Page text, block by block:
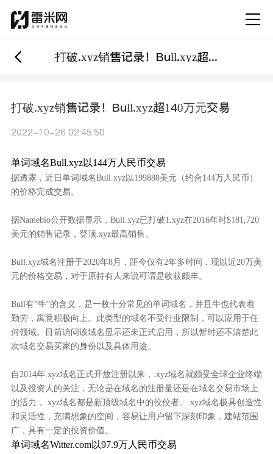
打破.xyz销售记录！Bull.xyz超140万元交易
打破.xyz销售记录！Bull.xyz超140万元交易
2022-10-26 02:45:50
单词域名Bull.xyz以144万人民币交易
据透露，近日单词域名Bull.xyz以199888美元（约合144万人民币）
的价格完成交易。
据Namebio公开数据显示， Bull.xyz已打破1.xyz在2016年时$181,720
美元的销售记录，登顶.xyz最高销售 。
Bull.xyz域名注册于2020年8月，距今仅有2年多时间，现以近20万美
元的价格交易，对于原持有人来说可谓是收获颇丰。
Bull有“牛”的含义，是一枚十分常见的单词域名，并且牛也代表着
勤劳，寓意积极向上。此类型的域名不受行业限制，可以应用于任
何领域。目前访问该域名显示还未正式启用，所以暂时还不清楚此
次域名交易买家的身份以及具体用途。
自 2014年.xyz域名正式开放注册以来，.xyz域名就颇受全球企业终端
以及投资人的关注，无论是在域名的注册量还是在域名交易市场上
的活力，.xyz域名都是新顶级域名中的佼佼者。.xyz域名极具创造性
和灵活性，充满想象的空间，容易让用户留下深刻印象，建站范围
广，具有一定的投资价值。
单词域名Witter.com以97.9万人民币交易